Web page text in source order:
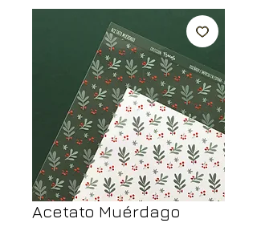
Acetato Muérdago